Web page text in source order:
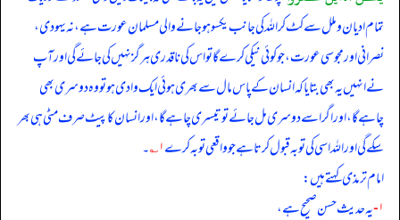
تمام ادیان وملل سے کٹ کر اللہ کی جانب یکسو ہو جانے والی مسلمان عورت ہے، نہ یہودی،
نصرانی اور مجوسی عورت، جو کوئی نیکی کرے گا تو اس کی ناقدری ہرگز نہیں کی جائے گی اور آپ
نے انہیں یہ بھی بتایا کہ انسان کے پاس مال سے بھری ہوئی ایک وادی ہو تو وہ دوسری بھی
چاہے گا، اور اگر اسے دوسری مل جائے تو تیسری چاہے گا، اور انسان کا پیٹ صرف مٹی ہی بھر
سکے گی اور اللہ اسی کی توبہ قبول کرتا ہے جو واقعی توبہ کرے۱؎ ۔
امام ترمذی کہتے ہیں:
۱- یہ حدیث حسن صحیح ہے،